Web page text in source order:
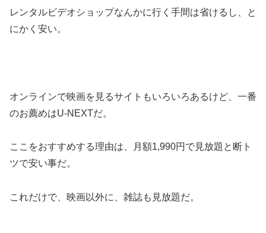
レンタルビデオショップなんかに行く手間は省けるし、と
にかく安い。
オンラインで映画を見るサイトもいろいろあるけど、一番
のお薦めはU-NEXTだ。
ここをおすすめする理由は、月額1,990円で見放題と断ト
ツで安い事だ。
これだけで、映画以外に、雑誌も見放題だ。